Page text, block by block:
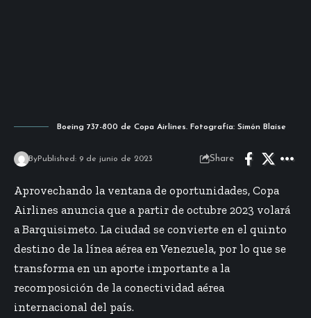
Boeing 737-800 de Copa Airlines. Fotografía: Simón Blaise
ByPublished: 9 de junio de 2023 Share
Aprovechando la ventana de oportunidades, Copa
Airlines anuncia que a partir de octubre 2023 volará
a Barquisimeto. La ciudad se convierte en el quinto
destino de la línea aérea en Venezuela, por lo que se
transforma en un aporte importante a la
recomposición de la conectividad aérea
internacional del país.